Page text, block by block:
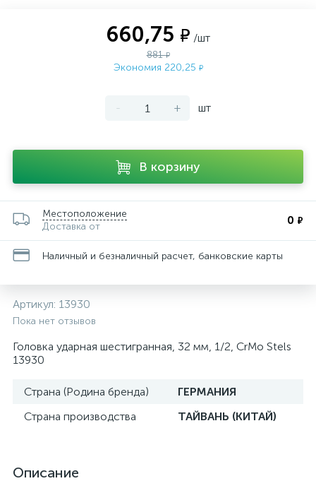
660,75 ₽ /шт
881₽
Экономия 220,25 ₽
- + шт
В корзину
Местоположение
Доставка от
0 ₽
Наличный и безналичный расчет, банковские карты
Артикул: 13930
Пока нет отзывов
Головка ударная шестигранная, 32 мм, 1/2, CrMo Stels
13930
Страна (Родина бренда)
ГЕРМАНИЯ
Страна производства
ТАЙВАНЬ (КИТАЙ)
Описание